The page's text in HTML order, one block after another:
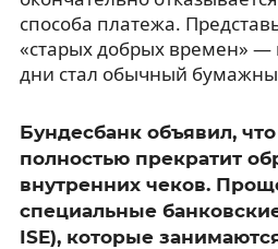
способа платежа.
«старых добрых времен»
дни стал обычный
Бундесбанк объявил,
полностью прекратит
внутренних чеков.
специальные
ISE), которые